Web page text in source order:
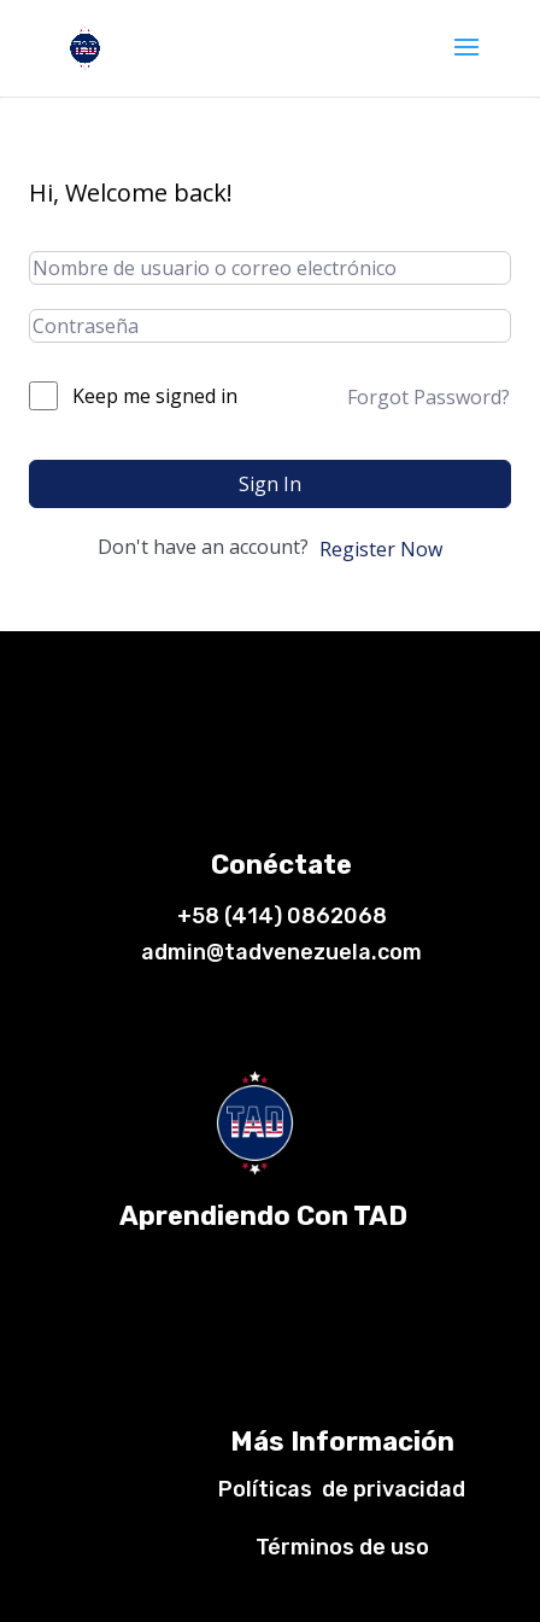
Hi, Welcome back!
Keep me signed in Forgot Password?
Sign In
Don't have an account? Register Now
Conéctate
+58 (414) 0862068
admin@tadvenezuela.com
Aprendiendo Con TAD
Más Información
Políticas de privacidad
Términos de uso